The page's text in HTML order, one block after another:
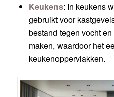
Keukens: In keukens
gebruikt voor
bestand tegen vocht
maken, waardoor het
keukenoppervlakken.